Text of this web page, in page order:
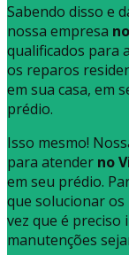
Sabendo disso e
nossa empresa
qualificados para
os reparos
em sua casa, em
prédio.
Isso mesmo!
para atender no
em seu prédio.
que solucionar os
vez que é preciso
manutenções